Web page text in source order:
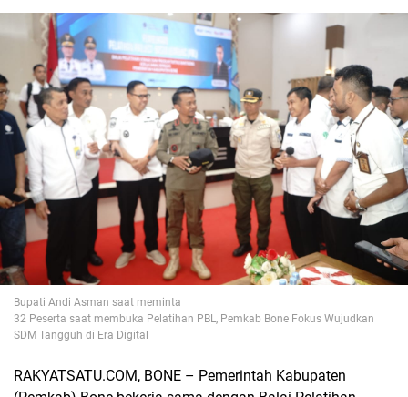
Bupati Andi Asman saat meminta
32 Peserta saat membuka Pelatihan PBL, Pemkab Bone Fokus Wujudkan
SDM Tangguh di Era Digital
RAKYATSATU.COM, BONE – Pemerintah Kabupaten